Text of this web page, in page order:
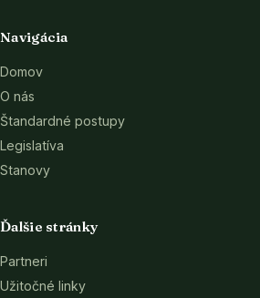
Navigácia
Domov
O nás
Štandardné postupy
Legislatíva
Stanovy
Ďalšie stránky
Partneri
Užitočné linky